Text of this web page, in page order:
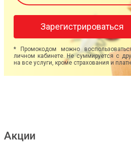
Зарегистрироваться
* Промокодом можно
личном кабинете. Не суммируется с
на все услуги, кроме страхования и
Акции